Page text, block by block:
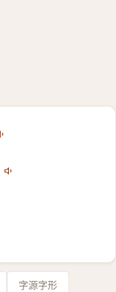
字源字形